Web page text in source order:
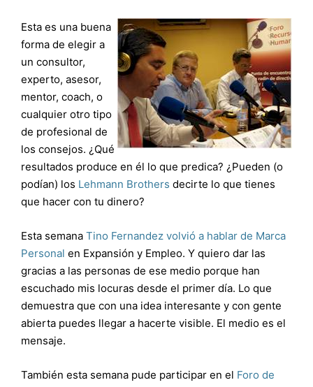
Esta es una buena
forma de elegir a
un consultor,
experto, asesor,
mentor, coach, o
cualquier otro tipo
de profesional de
los consejos. ¿Qué
resultados produce en él lo que predica? ¿Pueden (o
podían) los Lehmann Brothers decirte lo que tienes
que hacer con tu dinero?
Esta semana Tino Fernandez volvió a hablar de Marca
Personal en Expansión y Empleo. Y quiero dar las
gracias a las personas de ese medio porque han
escuchado mis locuras desde el primer día. Lo que
demuestra que con una idea interesante y con gente
abierta puedes llegar a hacerte visible. El medio es el
mensaje.
También esta semana pude participar en el Foro de